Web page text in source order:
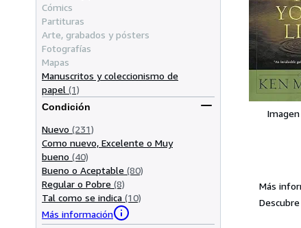
Cómics
Partituras
Arte, grabados y pósters
Fotografías
Mapas
Manuscritos y coleccionismo de
papel (1)
Condición
Nuevo (231)
Como nuevo, Excelente o Muy
bueno (40)
Bueno o Aceptable (80)
Regular o Pobre (8)
Tal como se indica (10)
Más información
Más